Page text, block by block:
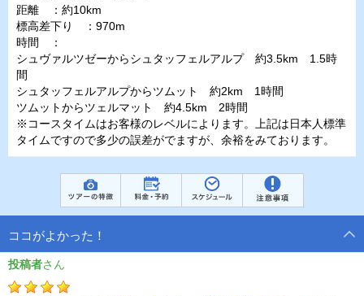
距離 ：約10km
標高差下り ：970m
時間 ：
シュヴァルツゼーからシュタッフェルアルプ 約3.5km 1.5時
間
シュタッフェルアルプからツムット 約2km 1時間
ツムットからツェルマット 約4.5km 2時間
※コースタイムはお客様のレベルによります。上記は日本人標準
タイムですので多少の誤差がでますが、余裕をみております。
ココがよかった！
投稿者